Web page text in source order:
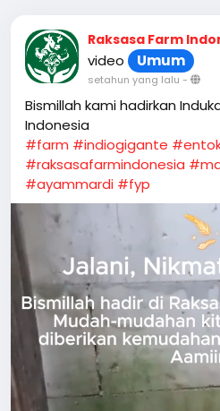
Raksasa Farm
video
Umum
setahun yang lalu -
Bismillah kami hadirkan
Indonesia
#farm #indiogigante
#raksasafarmindonesia
#ayammardi #fyp